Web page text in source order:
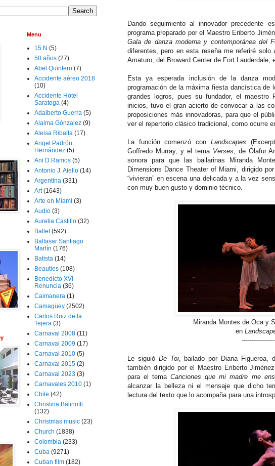
Dando seguimiento al innovador precedente
programa preparado por el Maestro Eriberto
Gala de danza moderna y contemporánea del
diferentes, pero en esta reseña me referiré solo
Amaturo, del Broward Center de Fort Lauderdale,
Esta ya esperada inclusión de la danza
programación de la máxima fiesta dancística de
grandes logros, pues su fundador, el maestro
inicios, tuvo el gran acierto de convocar a las
proposiciones más innovadoras, para que el
ver el repertorio clásico tradicional, como ocurre
La función comenzó con Landscapes
Goffredo Murray, y el tema Verses, de Ólafur
sonora para que las bailarinas Miranda
Dimensions Dance Theater of Miami, dirigido
“vivieran” en escena una delicada y a la vez
con muy buen gusto y dominio técnico.
Miranda Montes de Oca y
en
Le siguió De Toi, bailado por Diana Figueroa,
también dirigido por el Maestro Eriberto
para el temaCanciones que mi madre me
alcanzar la belleza ni el mensaje que dicho
lectura del texto que lo acompaña para una
Menu
15 N (5)
50 años (27)
Abel Quintero (7)
Accidente aéreo 2018
(10)
Accidente Hotel
Saratoga (4)
Adalberto Guerra (5)
Alaima Gónzalez (9)
Aleisa Ribalta (17)
Angel Padrón
Hernández (5)
Ani D Ramos (5)
Antonio J. Aiello (14)
Argentina (331)
Art (1643)
Arte en Miami (3)
Audio (3)
Aurelia Castillo (32)
Ballet (592)
Baltasar Santiago
Martín (176)
Batista (14)
Beauties (108)
Benedicto XVI
Renuncia (36)
Caimanera (1)
Camagüey (2502)
Carlos Ruiz de la
Tejera (3)
Carnaval 2008 (11)
Carnaval 2009 (17)
Carnaval 2010 (5)
Carnaval 2015 (2)
Carnaval 2023 (3)
Carnavales 2010 (1)
Chile (42)
Christina Balinotti
(132)
Christmas music (23)
Church (1838)
Colombia (233)
Cuba (9271)
Cuban film (182)